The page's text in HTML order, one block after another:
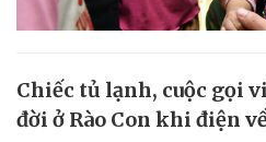
Chiếc tủ lạnh, cuộc gọi
đời ở Rào Con khi điện